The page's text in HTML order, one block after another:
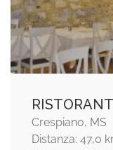
Crespiano, MS
Distanza: 47,0